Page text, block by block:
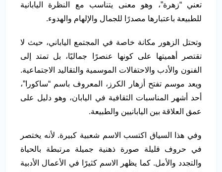
تعني “زهرة”، وهو معنى يتناسب مع النظرة اليابانية
للطبيعة باعتبارها مصدرًا للجمال والإلهام والهدوء.
وتحتل الزهور مكانة خاصة في المجتمع الياباني، حيث لا
تقتصر أهميتها على كونها عنصرًا جماليًا، بل تمتد إلى
الفنون والأدب والاحتفالات الموسمية والتقاليد الاجتماعية.
ويعد موسم تفتح أزهار الكرز، المعروف باسم “ساكورا”،
أحد أشهر المناسبات الثقافية في اليابان، وهو دليل على
عمق العلاقة بين اليابانيين والطبيعة.
وفي هذا السياق اكتسب الاسم شعبية كبيرة. لأنه يختصر
في حروف قليلة صورة ذهنية جميلة مرتبطة بالحياة
والتجدد والأمل. كما يظهر الاسم كثيرًا في الأعمال الأدبية